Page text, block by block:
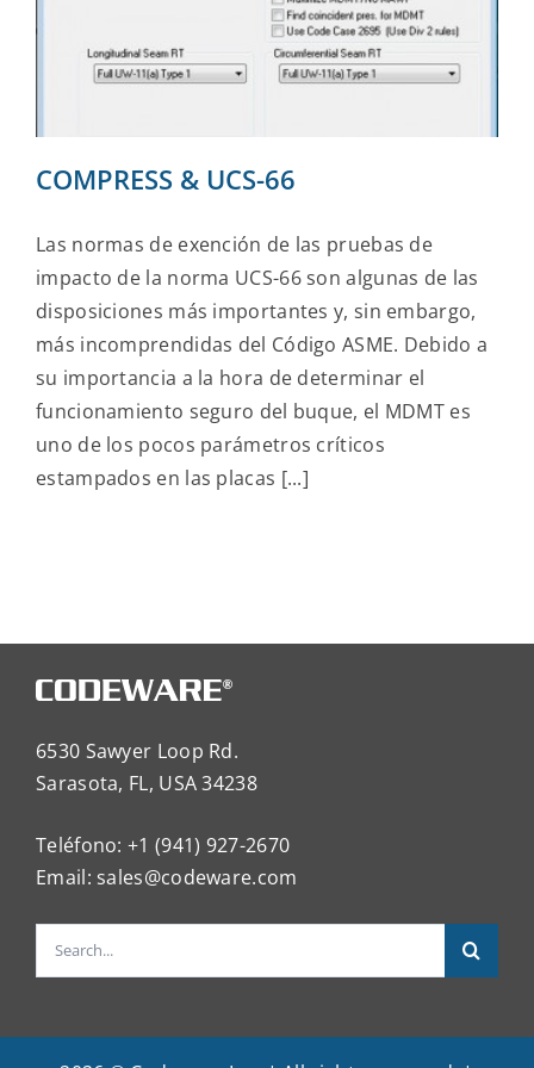
Contact Us
COMPRESS & UCS-66
Las normas de exención de las pruebas de
impacto de la norma UCS-66 son algunas de las
disposiciones más importantes y, sin embargo,
más incomprendidas del Código ASME. Debido a
su importancia a la hora de determinar el
funcionamiento seguro del buque, el MDMT es
uno de los pocos parámetros críticos
estampados en las placas [...]
6530 Sawyer Loop Rd.
Sarasota, FL, USA 34238
Teléfono: +1 (941) 927-2670
Email: sales@codeware.com
Search
for: